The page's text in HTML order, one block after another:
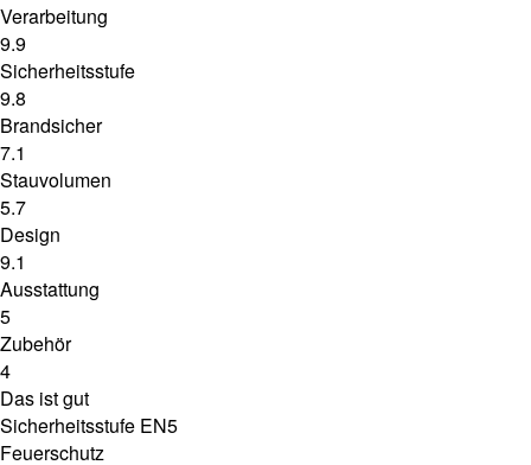
Verarbeitung
9.9
Sicherheitsstufe
9.8
Brandsicher
7.1
Stauvolumen
5.7
Design
9.1
Ausstattung
5
Zubehör
4
Das ist gut
Sicherheitsstufe EN5
Feuerschutz